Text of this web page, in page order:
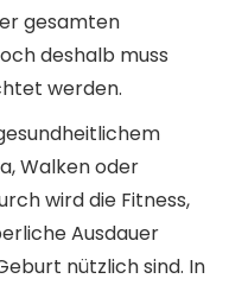
gesamten
deshalb muss
werden.
Walken oder
wird die Fitness,
Ausdauer
nützlich sind. In